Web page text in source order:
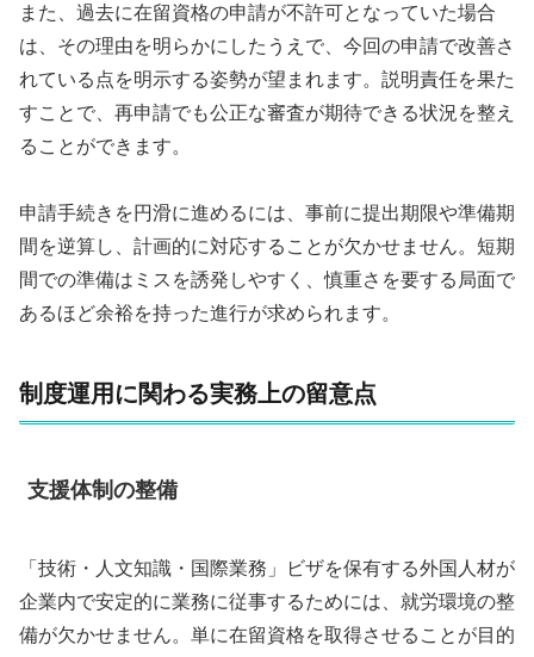
また、過去に在留資格の申請が不許可となっていた場合
は、その理由を明らかにしたうえで、今回の申請で改善さ
れている点を明示する姿勢が望まれます。説明責任を果た
すことで、再申請でも公正な審査が期待できる状況を整え
ることができます。
申請手続きを円滑に進めるには、事前に提出期限や準備期
間を逆算し、計画的に対応することが欠かせません。短期
間での準備はミスを誘発しやすく、慎重さを要する局面で
あるほど余裕を持った進行が求められます。
制度運用に関わる実務上の留意点
支援体制の整備
「技術・人文知識・国際業務」ビザを保有する外国人材が
企業内で安定的に業務に従事するためには、就労環境の整
備が欠かせません。単に在留資格を取得させることが目的